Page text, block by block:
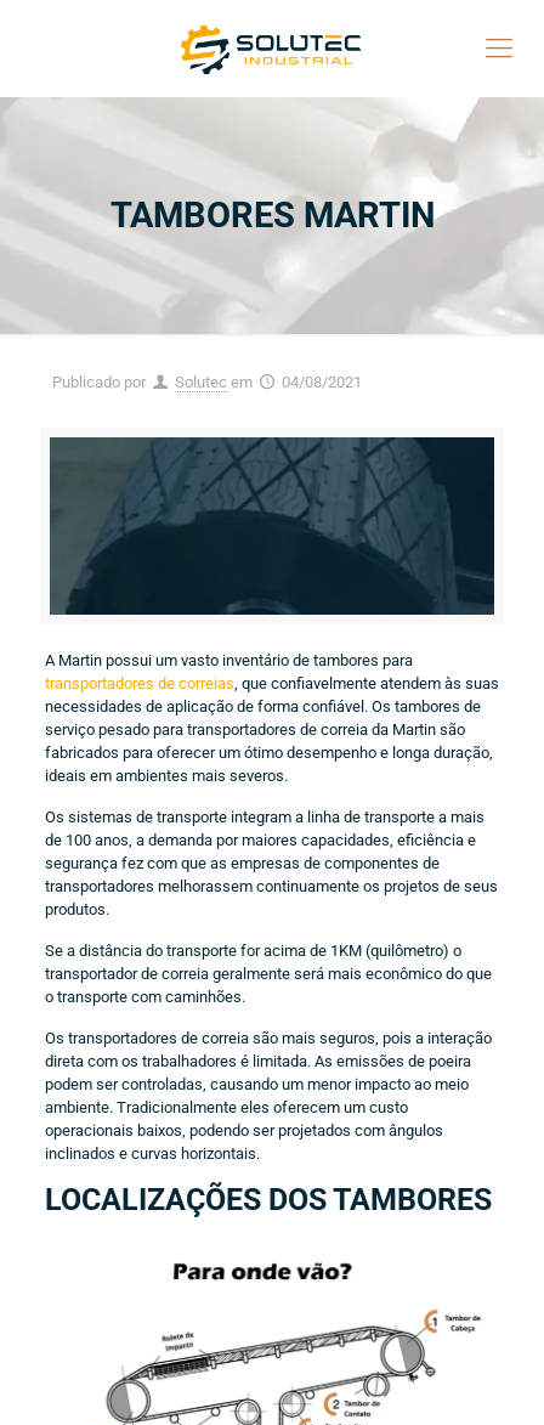
TAMBORES MARTIN
Publicado por Solutec em 04/08/2021
A Martin possui um vasto inventário de tambores para
transportadores de correias, que confiavelmente atendem às suas
necessidades de aplicação de forma confiável. Os tambores de
serviço pesado para transportadores de correia da Martin são
fabricados para oferecer um ótimo desempenho e longa duração,
ideais em ambientes mais severos.
Os sistemas de transporte integram a linha de transporte a mais
de 100 anos, a demanda por maiores capacidades, eficiência e
segurança fez com que as empresas de componentes de
transportadores melhorassem continuamente os projetos de seus
produtos.
Se a distância do transporte for acima de 1KM (quilômetro) o
transportador de correia geralmente será mais econômico do que
o transporte com caminhões.
Os transportadores de correia são mais seguros, pois a interação
direta com os trabalhadores é limitada. As emissões de poeira
podem ser controladas, causando um menor impacto ao meio
ambiente. Tradicionalmente eles oferecem um custo
operacionais baixos, podendo ser projetados com ângulos
inclinados e curvas horizontais.
LOCALIZAÇÕES DOS TAMBORES